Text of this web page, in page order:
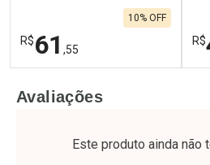
R$61 ,55
10% OFF
Laboratório
Por Menos
R$
Avaliações
Este produto ainda não